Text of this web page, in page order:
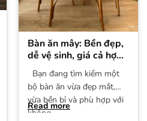
Bàn ăn mây: Bền đẹp,
dễ vệ sinh, giá cả hợp
lýBạn đang tìm kiếm một
bộ bàn ăn vừa đẹp mắt,
vừa bền bỉ và phù hợp với
không
Read more